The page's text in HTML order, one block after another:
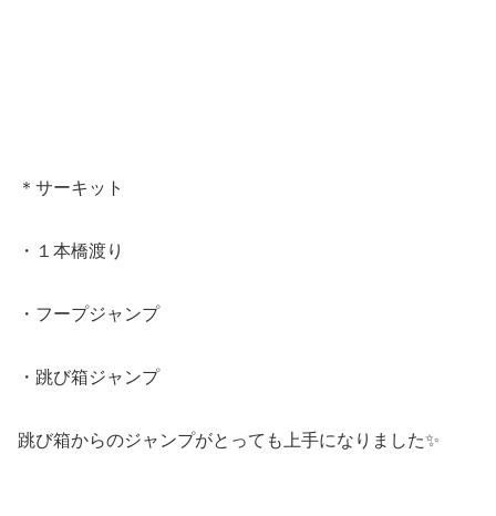
＊サーキット
・１本橋渡り
・フープジャンプ
・跳び箱ジャンプ
跳び箱からのジャンプがとっても上手になりました✨